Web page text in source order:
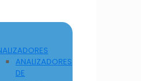
ANALIZADORES
DE